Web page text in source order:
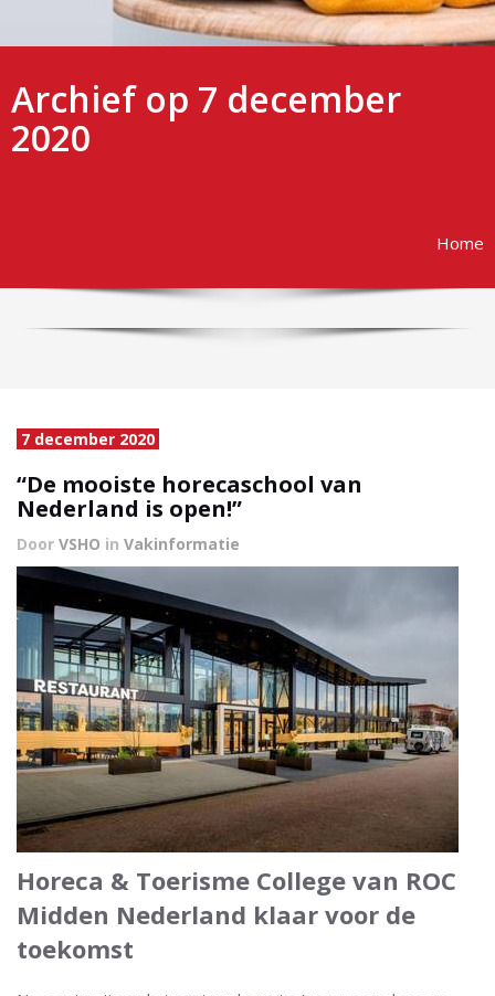
Archief op 7 december
2020
Home
7 december 2020
“De mooiste horecaschool van
Nederland is open!”
Door VSHO in Vakinformatie
Horeca & Toerisme College van ROC
Midden Nederland klaar voor de
toekomst